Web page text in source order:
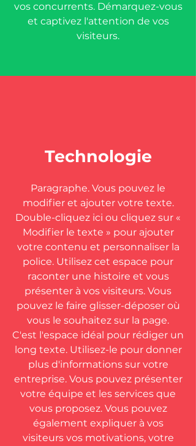
vos concurrents. Démarquez-vous
et captivez l'attention de vos
visiteurs.
Technologie
Paragraphe. Vous pouvez le
modifier et ajouter votre texte.
Double-cliquez ici ou cliquez sur «
Modifier le texte » pour ajouter
votre contenu et personnaliser la
police. Utilisez cet espace pour
raconter une histoire et vous
présenter à vos visiteurs. Vous
pouvez le faire glisser-déposer où
vous le souhaitez sur la page.
C'est l'espace idéal pour rédiger un
long texte. Utilisez-le pour donner
plus d'informations sur votre
entreprise. Vous pouvez présenter
votre équipe et les services que
vous proposez. Vous pouvez
également expliquer à vos
visiteurs vos motivations, votre